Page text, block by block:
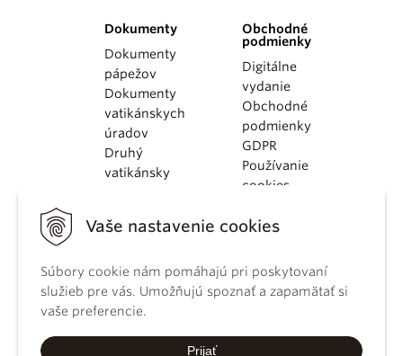
Vaše nastavenie cookies
Súbory cookie nám pomáhajú pri poskytovaní
služieb pre vás. Umožňujú spoznať a zapamätať si
vaše preferencie.
Prijať
Dokumenty
Dokumenty
pápežov
Dokumenty
vatikánskych
úradov
Druhý
vatikánsky
KBS
kánonického
práva
Katechizmus
Obchodné
podmienky
Digitálne
vydanie
Obchodné
podmienky
GDPR
Používanie
cookies